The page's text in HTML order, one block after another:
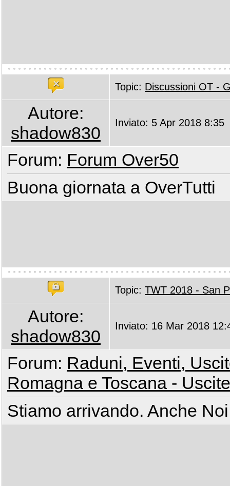
Topic: Discussioni OT -
Autore:
shadow830
Inviato: 5 Apr 2018 8:35
Forum: Forum Over50
Buona giornata a OverTutti
Topic: TWT 2018 - San
Autore:
shadow830
Inviato: 16 Mar 2018
Forum: Raduni, Eventi,
Romagna e Toscana -
Stiamo arrivando. Anche